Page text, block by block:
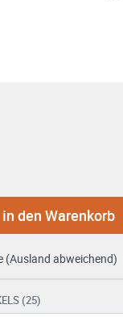
in den Warenkorb
(Ausland abweichend)
(25)